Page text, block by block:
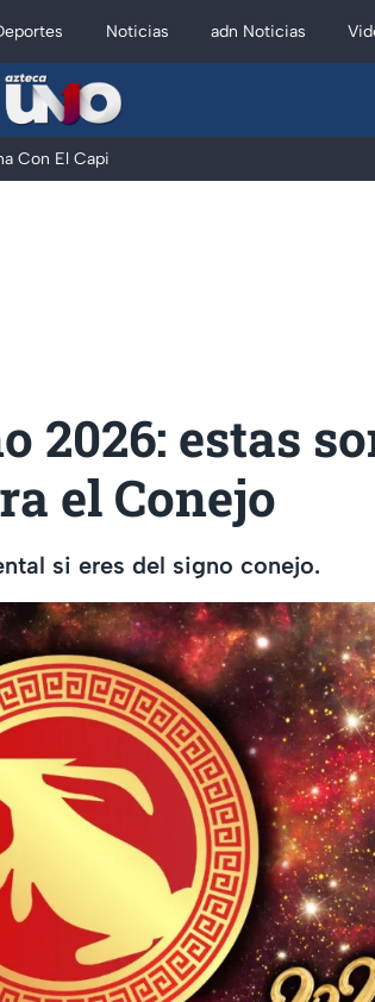
Noticias adn Noticias
Con El Capi
2026: estas
el Conejo
si eres del signo conejo.